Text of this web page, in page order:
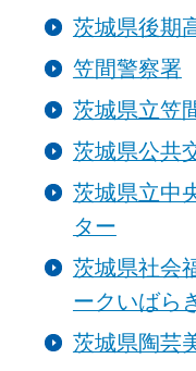
茨城県後期
笠間警察署
茨城県立笠
茨城県公共
茨城県立中
ター
茨城県社会
ークいばら
茨城県陶芸